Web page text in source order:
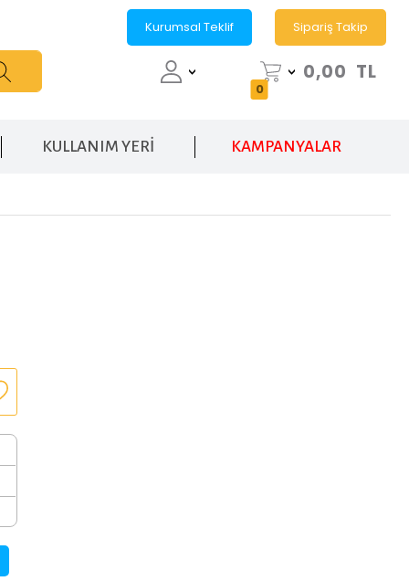
Kurumsal Teklif Sipariş Takip
0
0,00 TL
KULLANIM YERİ KAMPANYALAR